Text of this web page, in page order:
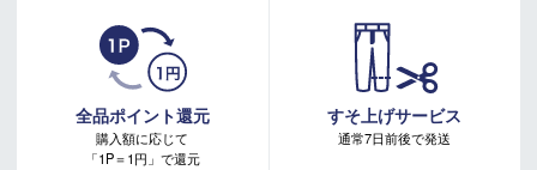
・有賀園ポイントの獲得には別途ログイン/新規登録が必要です。
・本特典は予告なく変更・中止させて頂く場合があります。
・本キャンペーンの特典を受ける場合、ドコモ専用ページでエントリーが必要です。
詳しくはこちらをご確認ください。
キャンペーンページ
全品ポイント還元
購入額に応じて
「1P＝1円」で還元
すそ上げサービス
通常7日前後で発送